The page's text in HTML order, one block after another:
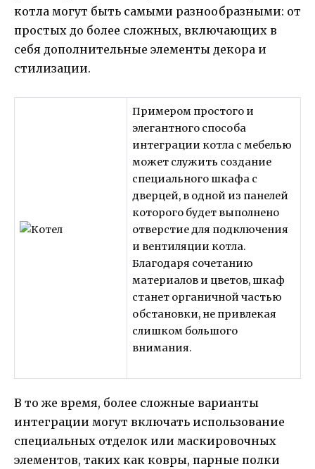
котла могут быть самыми разнообразными: от
простых до более сложных, включающих в
себя дополнительные элементы декора и
стилизации.
Примером простого и
элегантного способа
интеграции котла с мебелью
может служить создание
специального шкафа с
дверцей, в одной из панелей
которого будет выполнено
отверстие для подключения
и вентиляции котла.
Благодаря сочетанию
материалов и цветов, шкаф
станет органичной частью
обстановки, не привлекая
слишком большого
внимания.
В то же время, более сложные варианты
интеграции могут включать использование
специальных отделок или маскировочных
элементов, таких как ковры, парные полки